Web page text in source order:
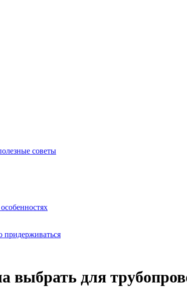
советы
придерживаться
выбрать для